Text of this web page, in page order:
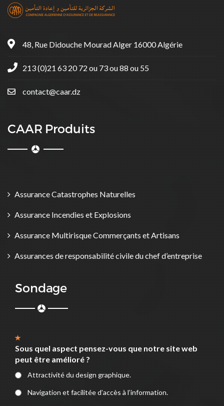
48, Rue Didouche Mourad Alger 16000 Algérie
213 (0)21 63 20 72 ou 73 ou 88 ou 55
contact@caar.dz
CAAR Produits
Assurance Catastrophes Naturelles
Assurance Incendies et Explosions
Assurance Multirisque Commerçants et Artisans
Assurances de responsabilité civile du chef d’entreprise
Sondage
Sous quel aspect pensez-vous que notre site web
peut être amélioré ?
Attractivité du design graphique.
Navigation et facilitée d’accès à l’information.